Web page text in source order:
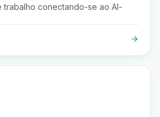
trabalho conectando-se ao Al-